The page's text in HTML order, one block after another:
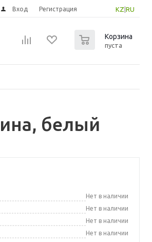
KZ RU
Вход Регистрация
Корзина
пуста
белый
Нет в наличии
Нет в наличии
Нет в наличии
Нет в наличии